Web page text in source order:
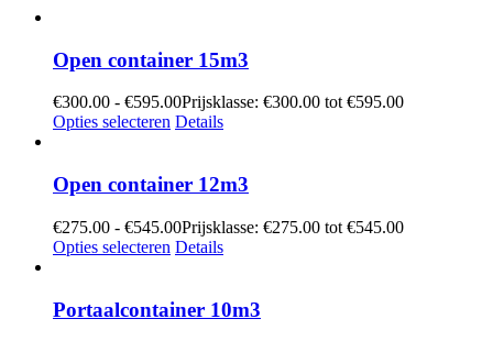
Open container 15m3
€300.00 - €595.00Prijsklasse: €300.00 tot €595.00
Opties selecteren Details
Open container 12m3
€275.00 - €545.00Prijsklasse: €275.00 tot €545.00
Opties selecteren Details
Portaalcontainer 10m3